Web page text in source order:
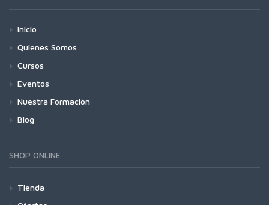
Inicio
Quienes Somos
Cursos
Eventos
Nuestra Formación
Blog
SHOP ONLINE
Tienda